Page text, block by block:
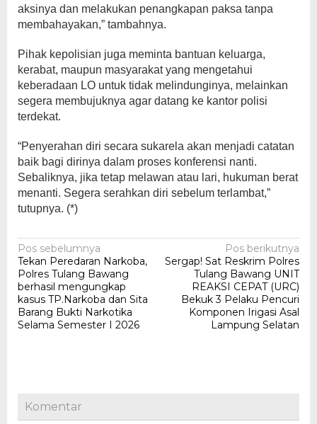
aksinya dan melakukan penangkapan paksa tanpa
membahayakan,” tambahnya.
Pihak kepolisian juga meminta bantuan keluarga,
kerabat, maupun masyarakat yang mengetahui
keberadaan LO untuk tidak melindunginya, melainkan
segera membujuknya agar datang ke kantor polisi
terdekat.
“Penyerahan diri secara sukarela akan menjadi catatan
baik bagi dirinya dalam proses konferensi nanti.
Sebaliknya, jika tetap melawan atau lari, hukuman berat
menanti. Segera serahkan diri sebelum terlambat,”
tutupnya. (*)
Navigasi
pos
Pos sebelumnya
Tekan Peredaran Narkoba,
Polres Tulang Bawang
berhasil mengungkap
kasus TP.Narkoba dan Sita
Barang Bukti Narkotika
Selama Semester I 2026
Pos berikutnya
Sergap! Sat Reskrim Polres
Tulang Bawang UNIT
REAKSI CEPAT (URC)
Bekuk 3 Pelaku Pencuri
Komponen Irigasi Asal
Lampung Selatan
Komentar